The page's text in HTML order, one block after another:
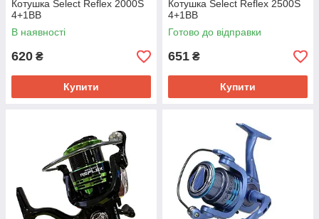
Котушка Select Reflex 2000S
4+1BB
В наявності
620 ₴
Купити
Котушка Select Reflex 2500S
4+1BB
Готово до відправки
651 ₴
Купити